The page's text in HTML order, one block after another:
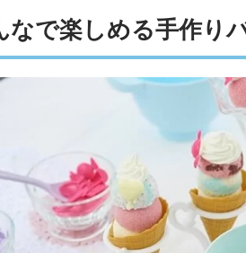
なで楽しめる手作り